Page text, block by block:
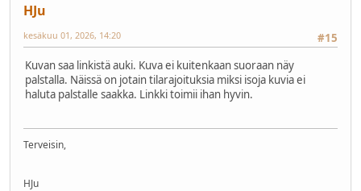
HJu
#15
kesäkuu 01, 2026, 14:20
Kuvan saa linkistä auki. Kuva ei kuitenkaan suoraan näy
palstalla. Näissä on jotain tilarajoituksia miksi isoja kuvia ei
haluta palstalle saakka. Linkki toimii ihan hyvin.
Terveisin,
HJu